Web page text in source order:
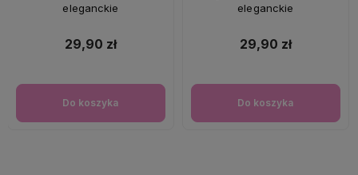
eleganckie
29,90 zł
Do koszyka
eleganckie
29,90 zł
Do koszyka